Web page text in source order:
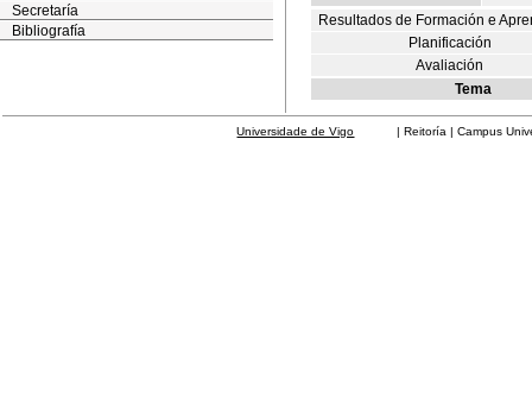
Secretaría
Bibliografía
Resultados de Formación e
Planificación
Avaliación
Tema
Universidade de Vigo | Reitoría | Campus